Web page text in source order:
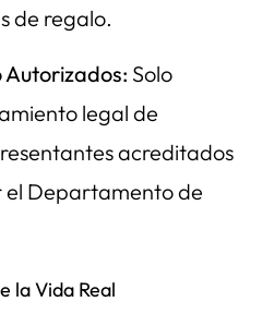
de regalo.
Solo
legal de
acreditados
el Departamento de
la Vida Real